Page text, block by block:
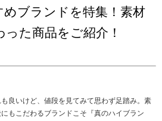
ブランドを特集！素材
た商品をご紹介！
良いけど、値段を見てみて思わず足踏み。素
もこだわるブランドこそ『真のハイブラン